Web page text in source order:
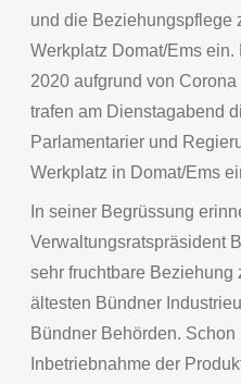
und die Beziehungspflege
Werkplatz Domat/Ems
2020 aufgrund von
trafen am Dienstagabend
Parlamentarier und
Werkplatz in Domat/Ems
In seiner Begrüssung
Verwaltungsratspräsident
sehr fruchtbare Beziehung
ältesten Bündner
Bündner Behörden. Schon
Inbetriebnahme der